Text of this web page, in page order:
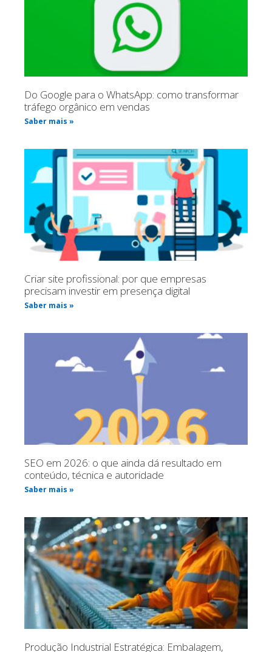
Do Google para o WhatsApp: como transformar
tráfego orgânico em vendas
Saber mais »
Criar site profissional: por que empresas
precisam investir em presença digital
Saber mais »
SEO em 2026: o que ainda dá resultado em
conteúdo, técnica e autoridade
Saber mais »
Produção Industrial Estratégica: Embalagem,